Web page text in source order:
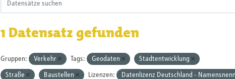
1 Datensatz gefunden
Gruppen: Verkehr Tags: Geodaten Stadtentwicklung
Straße Baustellen Lizenzen: Datenlizenz Deutschland -